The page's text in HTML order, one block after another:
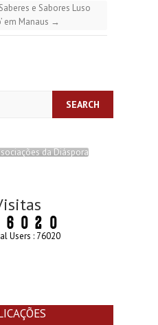
e Sabores Luso
em Manaus →
da Diáspora
Users : 76020